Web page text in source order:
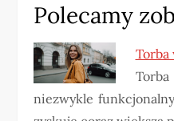
Polecamy
Torba
niezwykle